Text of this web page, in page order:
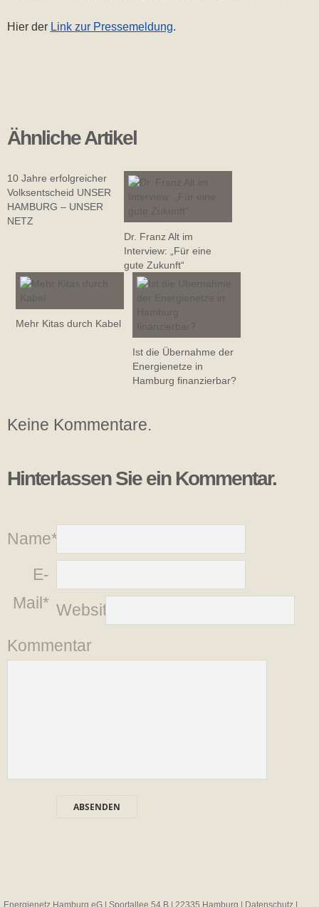
Hier der Link zur Pressemeldung.
Ähnliche Artikel
10 Jahre erfolgreicher
Volksentscheid UNSER
HAMBURG – UNSER
NETZ
Dr. Franz Alt im
Interview: „Für eine
gute Zukunft“
Mehr Kitas durch Kabel
Ist die Übernahme der
Energienetze in
Hamburg finanzierbar?
Keine Kommentare.
Hinterlassen Sie ein Kommentar.
Name*
E-
Mail* Website
Kommentar
Energienetz Hamburg eG | Sportallee 54 B | 22335 Hamburg | Datenschutz